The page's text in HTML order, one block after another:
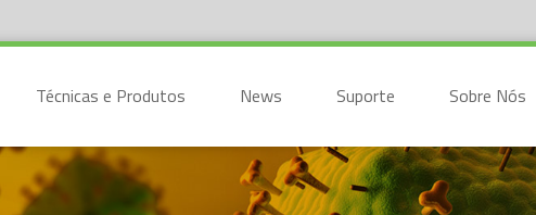
Técnicas e Produtos News Suporte Sobre Nós